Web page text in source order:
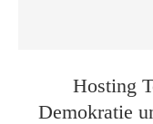
Hosting
Demokratie